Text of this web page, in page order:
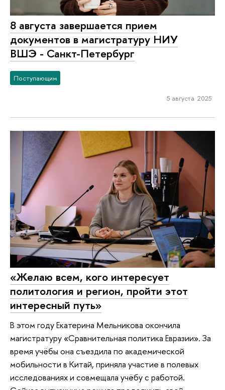
8 августа завершается прием
документов в магистратуру НИУ
ВШЭ - Санкт-Петербург
Поступающим
5 августа 2025
«Желаю всем, кого интересует
политология и регион, пройти этот
интересный путь»
В этом году Екатерина Мельникова окончила
магистратуру «Сравнительная политика Евразии». За
время учёбы она съездила по академической
мобильности в Китай, приняла участие в полевых
исследованиях и совмещала учёбу с работой.